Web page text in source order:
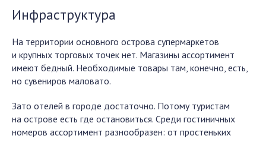
Инфраструктура
На территории основного острова супермаркетов
и крупных торговых точек нет. Магазины ассортимент
имеют бедный. Необходимые товары там, конечно, есть,
но сувениров маловато.
Зато отелей в городе достаточно. Потому туристам
на острове есть где остановиться. Среди гостиничных
номеров ассортимент разнообразен: от простеньких